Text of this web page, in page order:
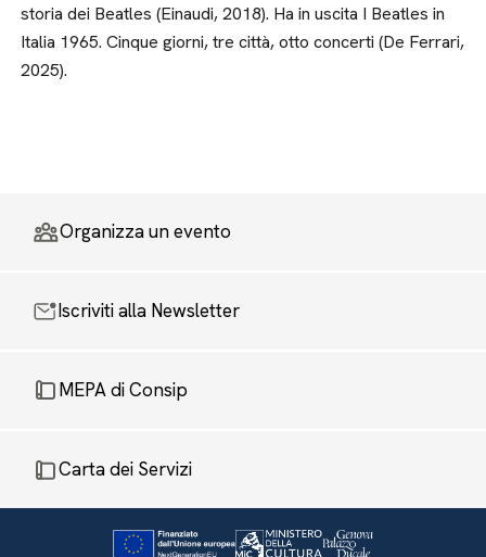
storia dei Beatles (Einaudi, 2018). Ha in uscita I Beatles in
Italia 1965. Cinque giorni, tre città, otto concerti (De Ferrari,
2025).
Organizza un evento
Iscriviti alla Newsletter
MEPA di Consip
Carta dei Servizi